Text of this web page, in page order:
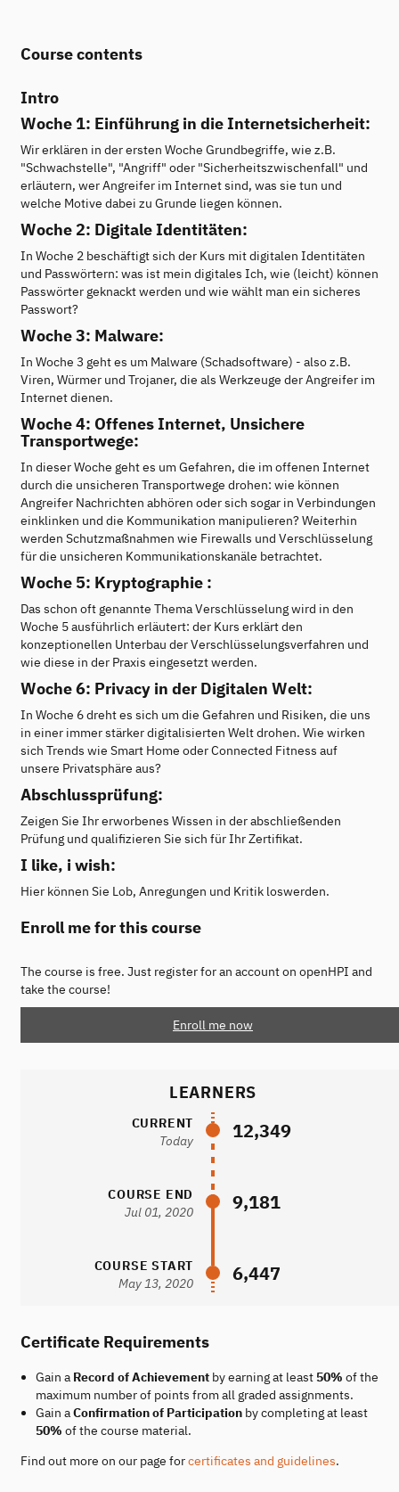
Course contents
Intro
Woche 1: Einführung in die Internetsicherheit:
Wir erklären in der ersten Woche Grundbegriffe, wie z.B.
"Schwachstelle", "Angriff" oder "Sicherheitszwischenfall" und
erläutern, wer Angreifer im Internet sind, was sie tun und
welche Motive dabei zu Grunde liegen können.
Woche 2: Digitale Identitäten:
In Woche 2 beschäftigt sich der Kurs mit digitalen Identitäten
und Passwörtern: was ist mein digitales Ich, wie (leicht) können
Passwörter geknackt werden und wie wählt man ein sicheres
Passwort?
Woche 3: Malware:
In Woche 3 geht es um Malware (Schadsoftware) - also z.B.
Viren, Würmer und Trojaner, die als Werkzeuge der Angreifer im
Internet dienen.
Woche 4: Offenes Internet, Unsichere
Transportwege:
In dieser Woche geht es um Gefahren, die im offenen Internet
durch die unsicheren Transportwege drohen: wie können
Angreifer Nachrichten abhören oder sich sogar in Verbindungen
einklinken und die Kommunikation manipulieren? Weiterhin
werden Schutzmaßnahmen wie Firewalls und Verschlüsselung
für die unsicheren Kommunikationskanäle betrachtet.
Woche 5: Kryptographie :
Das schon oft genannte Thema Verschlüsselung wird in den
Woche 5 ausführlich erläutert: der Kurs erklärt den
konzeptionellen Unterbau der Verschlüsselungsverfahren und
wie diese in der Praxis eingesetzt werden.
Woche 6: Privacy in der Digitalen Welt:
In Woche 6 dreht es sich um die Gefahren und Risiken, die uns
in einer immer stärker digitalisierten Welt drohen. Wie wirken
sich Trends wie Smart Home oder Connected Fitness auf
unsere Privatsphäre aus?
Abschlussprüfung:
Zeigen Sie Ihr erworbenes Wissen in der abschließenden
Prüfung und qualifizieren Sie sich für Ihr Zertifikat.
I like, i wish:
Hier können Sie Lob, Anregungen und Kritik loswerden.
Enroll me for this course
The course is free. Just register for an account on openHPI and
take the course!
Enroll me now
LEARNERS
CURRENT
Today
12,349
COURSE END
Jul 01, 2020
9,181
COURSE START
May 13, 2020
6,447
Certificate Requirements
Gain a Record of Achievementby earning at least 50% of the
maximum number of points from all graded assignments.
Gain aConfirmation of Participationby completing at least
50% of the course material.
Find out more on our page forcertificates and guidelines.